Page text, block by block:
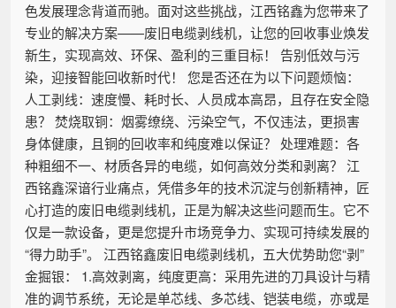
色发展理念背道而驰。面对这些挑战，江西铭鑫为您带来了
专业的解决方案——废旧电缆剥线机，让您的回收事业焕发
新生，实现高效、环保、盈利的三重目标！ 告别低效与污
染，迎接智能回收新时代！ 您是否还在为以下问题烦恼：
人工剥线：速度慢、耗时长、人员成本高昂，且存在安全隐
患？ 焚烧取铜：烟雾缭绕、污染空气，不仅违法，更损害
身体健康，且铜的回收率和纯度难以保证？ 处理难题：各
种粗细不一、材质各异的电缆，如何高效分类和剥离？ 江
西铭鑫深谙行业痛点，凭借多年的技术沉淀与创新精神，匠
心打造的废旧电缆剥线机，正是为解决这些问题而生。它不
仅是一款设备，更是您提升市场竞争力、实现可持续发展的
“得力助手”。 江西铭鑫废旧电缆剥线机，五大优势助您“剥”
金掘银： 1.高效剥离，纯度更高：采用先进的刀具设计与精
准的调节系统，无论是单芯线、多芯线、铠装电缆，亦或是